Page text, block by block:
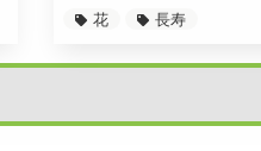
花
長寿